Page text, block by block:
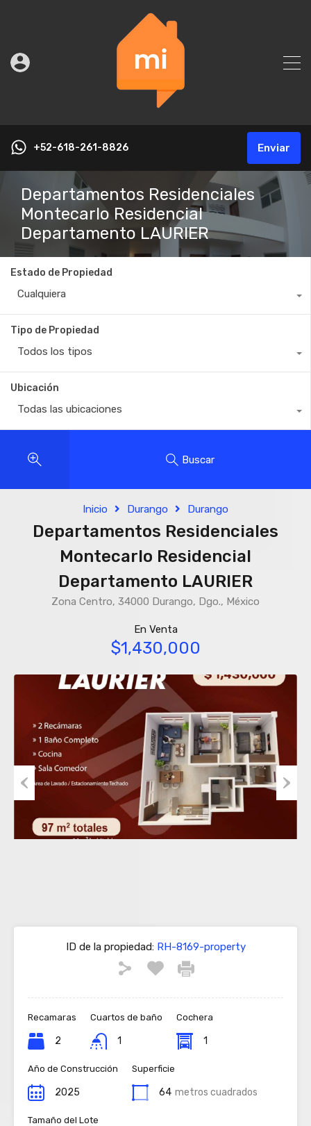
+52-618-261-8826 Enviar
Departamentos Residenciales
Montecarlo Residencial
Departamento LAURIER
Estado de Propiedad
Cualquiera
Tipo de Propiedad
Todos los tipos
Ubicación
Todas las ubicaciones
Buscar
Inicio Durango Durango
Departamentos Residenciales
Montecarlo Residencial
Departamento LAURIER
Zona Centro, 34000 Durango, Dgo., México
En Venta
$1,430,000
ID de la propiedad:RH-8169-property
Recamaras
2
Cuartos de baño
1
Cochera
1
Año de Construcción
2025
Superficie
64 metros cuadrados
Tamaño del Lote